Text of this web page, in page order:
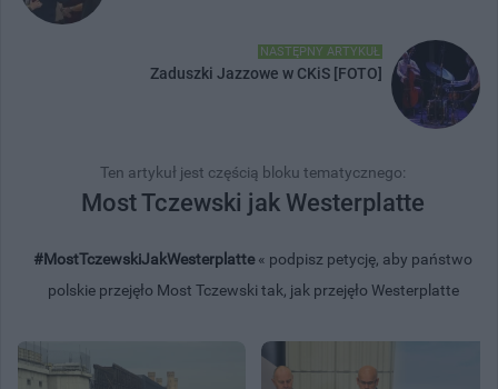
NASTĘPNY ARTYKUŁ
Zaduszki Jazzowe w CKiS [FOTO]
Ten artykuł jest częścią bloku tematycznego:
Most Tczewski jak Westerplatte
#MostTczewskiJakWesterplatte« podpisz petycję, aby państwo
polskie przejęło Most Tczewski tak, jak przejęło Westerplatte